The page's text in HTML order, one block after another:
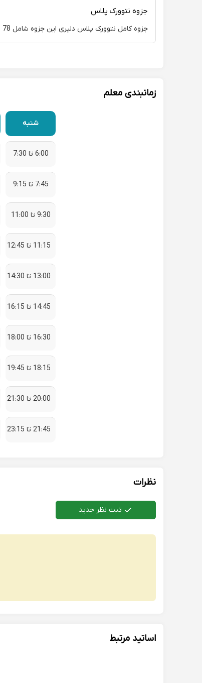
جزوه نتوورک پلاس
جزوه کامل نتوورک پلاس دلیری این جزوه شامل 78 صفحه است.
زمانبندی معلم
شنبه
6:00 تا 7:30
7:45 تا 9:15
9:30 تا 11:00
11:15 تا 12:45
13:00 تا 14:30
14:45 تا 16:15
16:30 تا 18:00
18:15 تا 19:45
20:00 تا 21:30
21:45 تا 23:15
نظرات
ثبت نظر جدید
اساتید مرتبط